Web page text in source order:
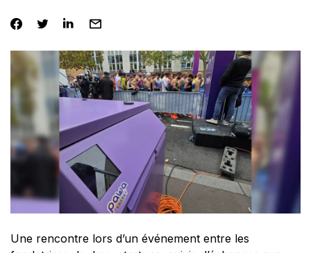
Une rencontre lors d’un événement entre les